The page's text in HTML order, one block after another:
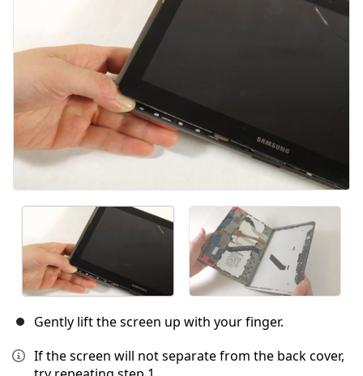
Gently lift the screen up with your finger.
If the screen will not separate from the back cover,